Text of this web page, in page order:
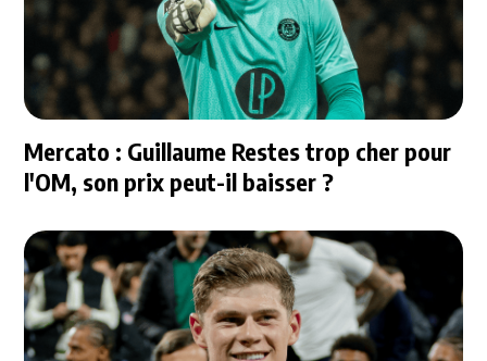
Mercato : Guillaume Restes trop cher pour
l'OM, son prix peut-il baisser ?